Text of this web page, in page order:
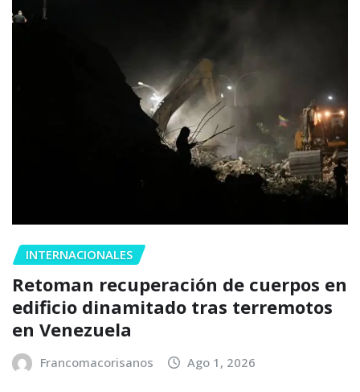
INTERNACIONALES
Retoman recuperación de cuerpos en
edificio dinamitado tras terremotos
en Venezuela
Francomacorisanos Ago 1, 2026